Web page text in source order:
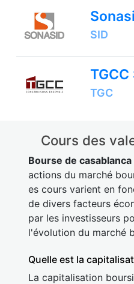
SID
TGCC
TGC
Cours des
Bourse de
actions du marché
es cours varient en
de divers facteurs
par les investisseurs
l'évolution du marché
Quelle est la
La capitalisation